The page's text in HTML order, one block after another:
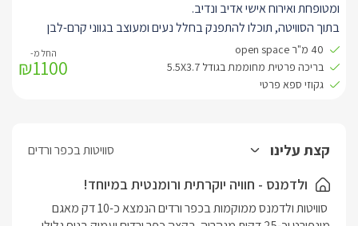
ומטופחת ואירוח אישי אדיב ונדיב.
בתוך הסוויטה, תוכלו להתפנק בחלל נעים ומעוצב בגווני קרם-לבן
בנוסף מחכה לכם בסוויטה מיטה מפוארת בעלת מזרן איכותי עם שכבת
לטקס, אמבט Free Standing המשקיף אל הגן הפרטי, חוויית צפייה
הגן הפרטי לסוויטה בנוי על דק גדול הנושק לצמחייה ירוקה ושופעת,
כאשר במרכזו ניצבת בריכת השחייה החלומית מחוממת בעונה
(חודשים אוקטובר- מאי) ולצידה ג'קוזי ספא ופינות מנוחה מפנקות.
40 מ"ר open space
בריכה פרטית מחוממת בגודל 5.5X3.7
גקוזי ספא פרטי
₪1100
קצת עלינו סוויטות בכפר ורדים
ולדמנס - חוויה יוקרתית ורומנטית במיוחד!